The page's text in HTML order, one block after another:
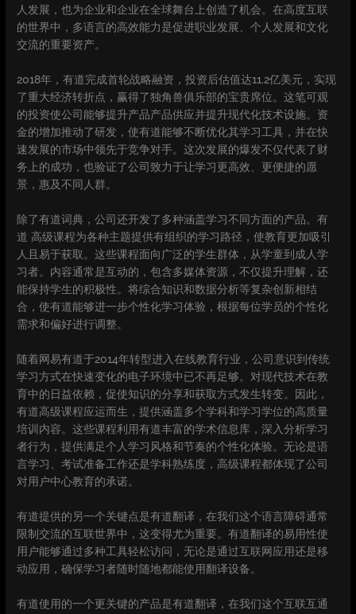
人发展，也为企业和企业在全球舞台上创造了机会。在高度互联
的世界中，多语言的高效能力是促进职业发展、个人发展和文化
交流的重要资产。
2018年，有道完成首轮战略融资，投资后估值达11.2亿美元，实现
了重大经济转折点，赢得了独角兽俱乐部的宝贵席位。这笔可观
的投资使公司能够提升产品产品供应并提升现代化技术设施。资
金的增加推动了研发，使有道能够不断优化其学习工具，并在快
速发展的市场中领先于竞争对手。这次发展的爆发不仅代表了财
务上的成功，也验证了公司致力于让学习更高效、更便捷的愿
景，惠及不同人群。
除了有道词典，公司还开发了多种涵盖学习不同方面的产品。有
道 高级课程为各种主题提供有组织的学习路径，使教育更加吸引
人且易于获取。这些课程面向广泛的学生群体，从学童到成人学
习者。内容通常是互动的，包含多媒体资源，不仅提升理解，还
能保持学生的积极性。将综合知识和数据分析等复杂创新相结
合，使有道能够进一步个性化学习体验，根据每位学员的个性化
需求和偏好进行调整。
随着网易有道于2014年转型进入在线教育行业，公司意识到传统
学习方式在快速变化的电子环境中已不再足够。对现代技术在教
育中的日益依赖，促使知识的分享和获取方式发生转变。因此，
有道高级课程应运而生，提供涵盖多个学科和学习学位的高质量
培训内容。这些课程利用有道丰富的学术信息库，深入分析学习
者行为，提供满足个人学习风格和节奏的个性化体验。无论是语
言学习、考试准备工作还是学科熟练度，高级课程都体现了公司
对用户中心教育的承诺。
有道提供的另一个关键点是有道翻译，在我们这个语言障碍通常
限制交流的互联世界中，这变得尤为重要。有道翻译的易用性使
用户能够通过多种工具轻松访问，无论是通过互联网应用还是移
动应用，确保学习者随时随地都能使用翻译设备。
有道使用的一个更关键的产品是有道翻译，在我们这个互联互通